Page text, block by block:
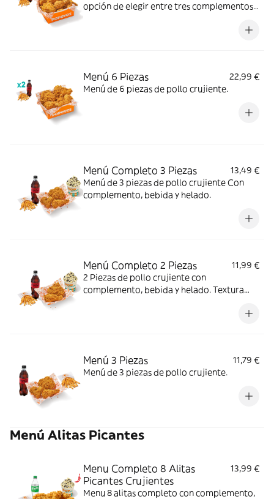
opción de elegir entre tres complementos
Menú 6 Piezas
22,99 €
Menú de 6 piezas de pollo crujiente.
Menú Completo 3 Piezas
13,49 €
Menú de 3 piezas de pollo crujiente Con
complemento, bebida y helado.
Menú Completo 2 Piezas
11,99 €
2 Piezas de pollo crujiente con
complemento, bebida y helado. Textura
Menú 3 Piezas
11,79 €
Menú de 3 piezas de pollo crujiente.
Menú Alitas Picantes
Menu Completo 8 Alitas
Picantes Crujientes
13,99 €
Menu 8 alitas completo con complemento,